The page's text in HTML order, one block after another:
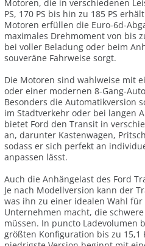
Motoren, die in verschiedenen
PS, 170 PS bis hin zu 185 PS
Motoren erfüllen die Euro-6d-
maximales Drehmoment von bis
bei voller Beladung oder beim
souveräne Fahrweise sorgt.
Die Motoren sind wahlweise mit
oder einer modernen 8-Gang-
Besonders die Automatikversion
im Stadtverkehr oder bei langen
bietet Ford den Transit in
an, darunter Kastenwagen,
sodass er sich perfekt an
anpassen lässt.
Auch die Anhängelast des Ford
Je nach Modellversion kann der
was ihn zu einer idealen Wahl
Unternehmen macht, die
müssen. In puncto Ladevolumen
größten Konfiguration bis zu 15,1